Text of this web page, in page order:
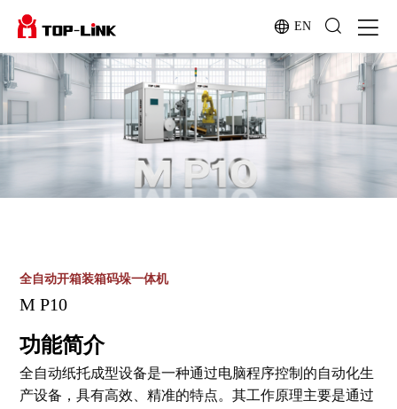
EN
全自动开箱装箱码垛一体机
M P10
功能简介
全自动纸托成型设备是一种通过电脑程序控制的自动化生
产设备，具有高效、精准的特点。其工作原理主要是通过